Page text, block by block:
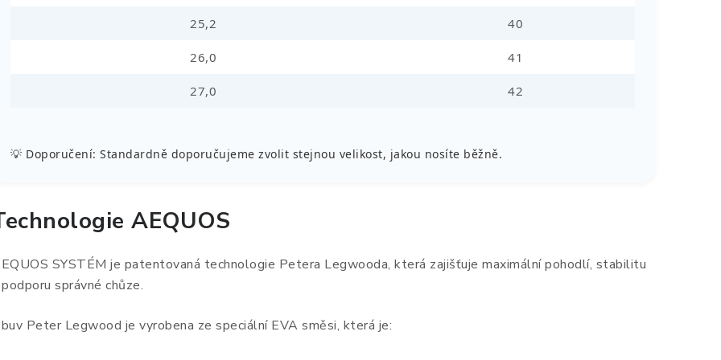
25,2 40
26,0 41
27,0 42
💡 Doporučení: Standardně doporučujeme zvolit stejnou velikost, jakou nosíte běžně.
AEQUOS
SYSTÉM je patentovaná technologie Petera Legwooda, která zajišťuje maximální pohodlí, stabilitu
správné chůze.
Peter Legwood je vyrobena ze speciální EVA směsi, která je: